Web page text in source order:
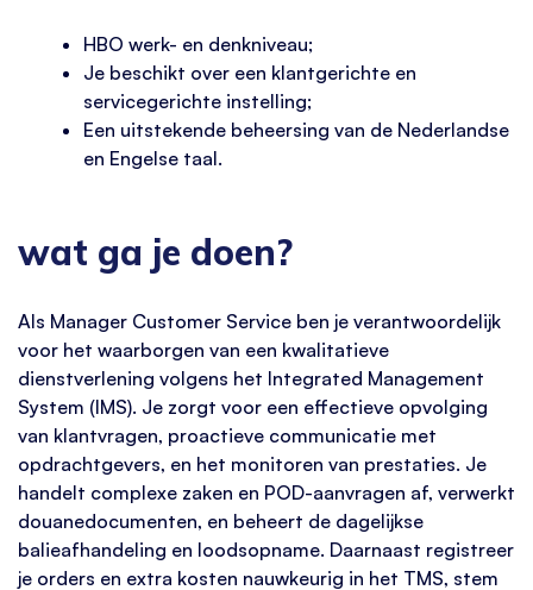
HBO werk- en denkniveau;
Je beschikt over een klantgerichte en
servicegerichte instelling;
Een uitstekende beheersing van de Nederlandse
en Engelse taal.
wat ga je doen?
Als Manager Customer Service ben je verantwoordelijk
voor het waarborgen van een kwalitatieve
dienstverlening volgens het Integrated Management
System (IMS). Je zorgt voor een effectieve opvolging
van klantvragen, proactieve communicatie met
opdrachtgevers, en het monitoren van prestaties. Je
handelt complexe zaken en POD-aanvragen af, verwerkt
douanedocumenten, en beheert de dagelijkse
balieafhandeling en loodsopname. Daarnaast registreer
je orders en extra kosten nauwkeurig in het TMS, stem